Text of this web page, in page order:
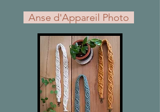
Anse d'Appareil Photo